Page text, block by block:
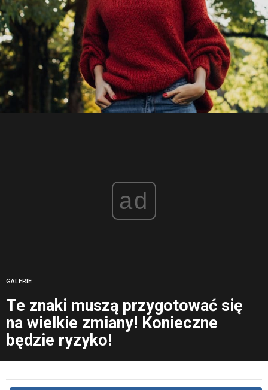
ad
GALERIE
Te znaki muszą przygotować się
na wielkie zmiany! Konieczne
będzie ryzyko!